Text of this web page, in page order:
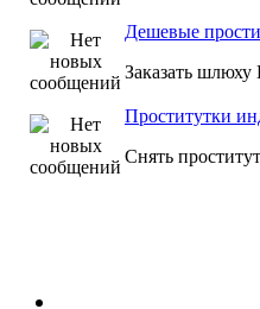
Дешевые
Заказать
Проститутки
Снять